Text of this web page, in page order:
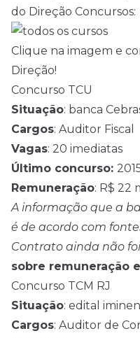
do Direção Concursos:
Clique na imagem e
Direção!
Concurso TCU
Situação: banca
Cargos: Auditor Fiscal
Vagas: 20 imediatas
Último concurso:
Remuneração: R$ 22
A informação que a
é de acordo com
Contrato ainda não
sobre remuneração
Concurso TCM RJ
Situação: edital
Cargos: Auditor de